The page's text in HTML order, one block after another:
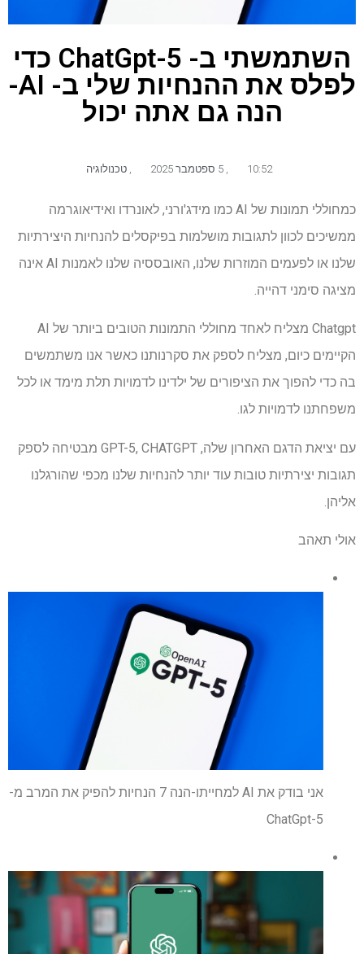
השתמשתי ב- ChatGpt-5 כדי
לפלס את ההנחיות שלי ב- AI-
הנה גם אתה יכול
10:52 5 ספטמבר 2025 טכנולוגיה
כמחוללי תמונות של AI כמו מידג'ורני, לאונרדו ואידיאוגרמה
ממשיכים לכוון לתגובות מושלמות בפיקסלים להנחיות היצירתיות
שלנו או לפעמים המוזרות שלנו, האובססיה שלנו לאמנות AI אינה
מציגה סימני דהייה.
Chatgpt מצליח לאחד מחוללי התמונות הטובים ביותר של AI
הקיימים כיום, מצליח לספק את סקרנותנו כאשר אנו משתמשים
בה כדי להפוך את הציפורים של ילדינו לדמויות תלת מימד או לכל
משפחתנו לדמויות לגו.
עם יציאת הדגם האחרון שלה, GPT-5, CHATGPT מבטיחה לספק
תגובות יצירתיות טובות עוד יותר להנחיות שלנו מכפי שהורגלנו
אליהן.
אולי תאהב
אני בודק את AI למחייתו-הנה 7 הנחיות להפיק את המרב מ-
ChatGpt-5